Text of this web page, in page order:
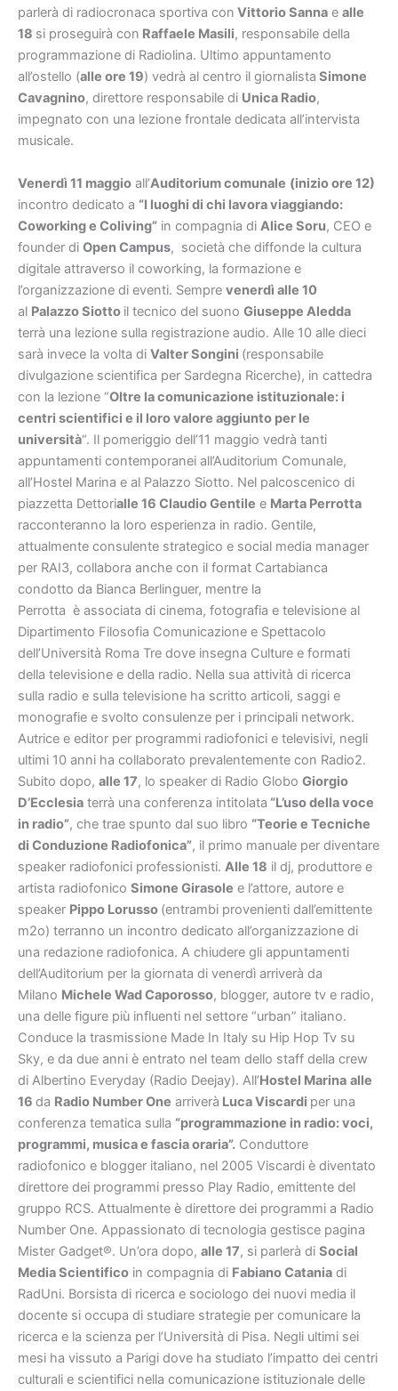
parlerà di radiocronaca sportiva con Vittorio Sanna e alle
18 si proseguirà con Raffaele Masili, responsabile della
programmazione di Radiolina. Ultimo appuntamento
all’ostello (alle ore 19) vedrà al centro il giornalista Simone
Cavagnino, direttore responsabile di Unica Radio,
impegnato con una lezione frontale dedicata all’intervista
musicale.
Venerdì 11 maggio all’Auditorium comunale (inizio ore 12)
incontro dedicato a “I luoghi di chi lavora viaggiando:
Coworking e Coliving” in compagnia di Alice Soru, CEO e
founder di Open Campus, società che diffonde la cultura
digitale attraverso il coworking, la formazione e
l’organizzazione di eventi. Sempre venerdì alle 10
al PalazzoSiotto il tecnico del suono Giuseppe Aledda
terrà una lezione sulla registrazione audio. Alle 10 alle dieci
sarà invece la volta di Valter Songini (responsabile
divulgazione scientifica per Sardegna Ricerche), in cattedra
con la lezione “Oltre la comunicazione istituzionale: i
centri scientifici e il loro valore aggiunto per le
università“. Il pomeriggio dell’11 maggio vedrà tanti
appuntamenti contemporanei all’Auditorium Comunale,
all’Hostel Marina e al Palazzo Siotto. Nel palcoscenico di
piazzetta Dettorialle 16 Claudio Gentile e Marta Perrotta
racconteranno la loro esperienza in radio. Gentile,
attualmente consulente strategico e social media manager
per RAI3, collabora anche con il format Cartabianca
condotto da Bianca Berlinguer, mentre la
Perrotta è associata di cinema, fotografia e televisione al
Dipartimento Filosofia Comunicazione e Spettacolo
dell’Università Roma Tre dove insegna Culture e formati
della televisione e della radio. Nella sua attività di ricerca
sulla radio e sulla televisione ha scritto articoli, saggi e
monografie e svolto consulenze per i principali network.
Autrice e editor per programmi radiofonici e televisivi, negli
ultimi 10 anni ha collaborato prevalentemente con Radio2.
Subito dopo, alle 17, lo speaker di Radio Globo Giorgio
D’Ecclesia terrà una conferenza intitolata “L’uso della voce
in radio”, che trae spunto dal suo libro “Teorie e Tecniche
di Conduzione Radiofonica”, il primo manuale per diventare
speaker radiofonici professionisti. Alle 18 il dj, produttore e
artista radiofonico Simone Girasole e l’attore, autore e
speaker Pippo Lorusso (entrambi provenienti dall’emittente
m2o) terranno un incontro dedicato all’organizzazione di
una redazione radiofonica. A chiudere gli appuntamenti
dell’Auditorium per la giornata di venerdì arriverà da
Milano Michele Wad Caporosso, blogger, autore tv e radio,
una delle figure più influenti nel settore “urban” italiano.
Conduce la trasmissione Made In Italy su Hip Hop Tv su
Sky, e da due anni è entrato nel team dello staff della crew
di Albertino Everyday (Radio Deejay). All’Hostel Marina alle
16 da Radio Number One arriverà Luca Viscardi per una
conferenza tematica sulla “programmazione in radio: voci,
programmi, musica e fascia oraria”. Conduttore
radiofonico e blogger italiano, nel 2005 Viscardi è diventato
direttore dei programmi presso Play Radio, emittente del
gruppo RCS. Attualmente è direttore dei programmi a Radio
Number One. Appassionato di tecnologia gestisce pagina
Mister Gadget®. Un’ora dopo, alle 17, si parlerà di Social
Media Scientifico in compagnia di Fabiano Catania di
RadUni. Borsista di ricerca e sociologo dei nuovi media il
docente si occupa di studiare strategie per comunicare la
ricerca e la scienza per l’Università di Pisa. Negli ultimi sei
mesi ha vissuto a Parigi dove ha studiato l’impatto dei centri
culturali e scientifici nella comunicazione istituzionale delle